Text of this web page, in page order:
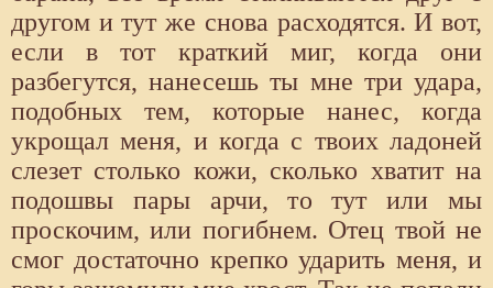
другом и тут же снова расходятся. И вот,
если в тот краткий миг, когда они
разбегутся, нанесешь ты мне три удара,
подобных тем, которые нанес, когда
укрощал меня, и когда с твоих ладоней
слезет столько кожи, сколько хватит на
подошвы пары арчи, то тут или мы
проскочим, или погибнем. Отец твой не
смог достаточно крепко ударить меня, и